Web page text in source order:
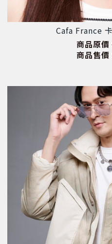
Cafa France
商品原價
商品售價